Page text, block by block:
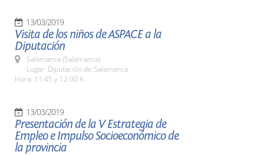
13/03/2019
Visita de los niños de ASPACE a la
Diputación
Salamanca (Salamanca)
Lugar: Diputación de Salamanca
Hora: 11:45 y 12:00 h.
13/03/2019
Presentación de la V Estrategia de
Empleo e Impulso Socioeconómico de
la provincia